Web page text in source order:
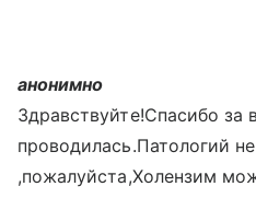
анонимно
Здравствуйте!Спасибо
проводилась.Патологий
,пожалуйста,Холензим